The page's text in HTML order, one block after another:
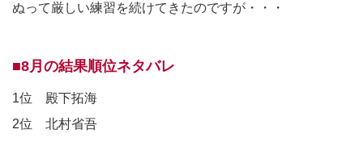
ぬって厳しい練習を続けてきたのですが・・・
■8月の結果順位ネタバレ
1位 殿下拓海
2位 北村省吾